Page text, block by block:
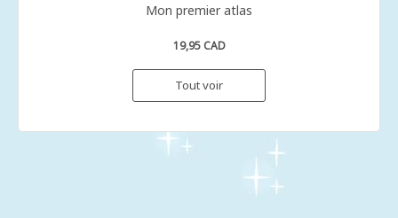
Mon premier atlas
19,95 CAD
Tout voir